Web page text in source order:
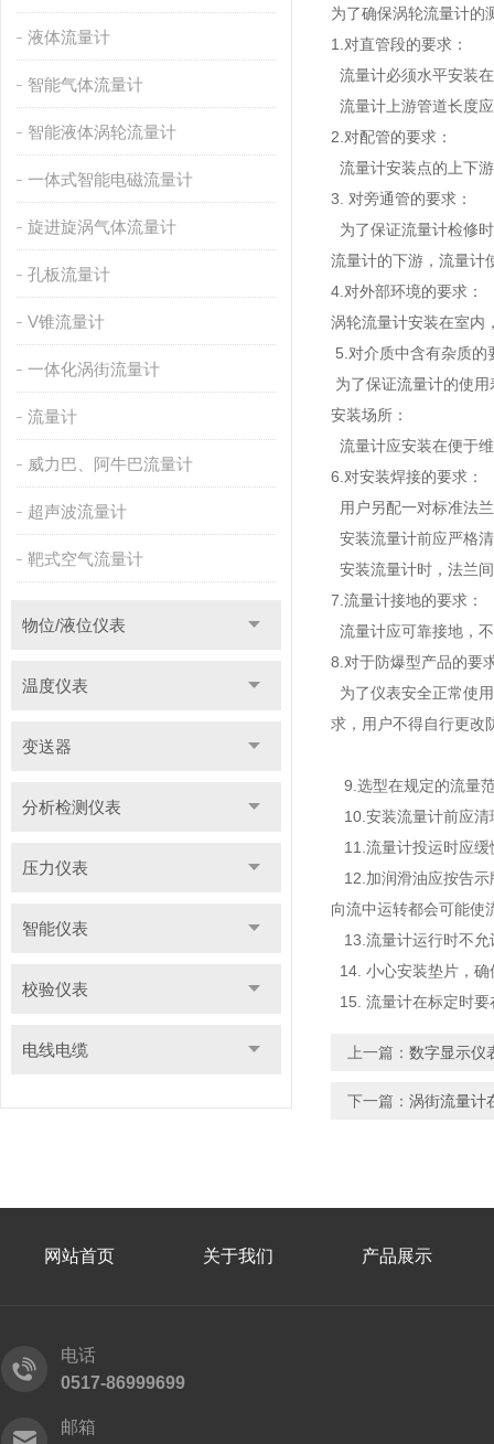
液体流量计
智能气体流量计
智能液体涡轮流量计
一体式智能电磁流量计
旋进旋涡气体流量计
孔板流量计
V锥流量计
一体化涡街流量计
流量计
威力巴、阿牛巴流量计
超声波流量计
靶式空气流量计
物位/液位仪表
温度仪表
变送器
分析检测仪表
压力仪表
智能仪表
校验仪表
电线电缆
为了确保涡轮流量计的
1.对直管段的要求：
流量计必须水平安装
流量计上游管道长度
2.对配管的要求：
流量计安装点的上下
3. 对旁通管的要求：
为了保证流量计检修
流量计的下游，流量计
4.对外部环境的要求：
涡轮流量计安装在室内
5.对介质中含有杂质的
为了保证流量计的使
安装场所：
流量计应安装在便于
6.对安装焊接的要求：
用户另配一对标准法
安装流量计前应严格
安装流量计时，法兰
7.流量计接地的要求：
流量计应可靠接地，
8.对于防爆型产品的要
为了仪表安全正常使
求，用户不得自行更改
9.选型在规定的流量
10.安装流量计前应清
11.流量计投运时应缓
12.加润滑油应按告示
向流中运转都会可能使
13.流量计运行时不允
14. 小心安装垫片，
15. 流量计在标定时
上一篇： 数字显示仪
下一篇： 涡街流量计
网站首页 关于我们 产品展示
电话
0517-86999699
邮箱